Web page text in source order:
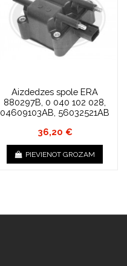
Aizdedzes spole ERA
880297B, 0 040 102 028,
04609103AB, 56032521AB
36,20 €
PIEVIENOT GROZAM